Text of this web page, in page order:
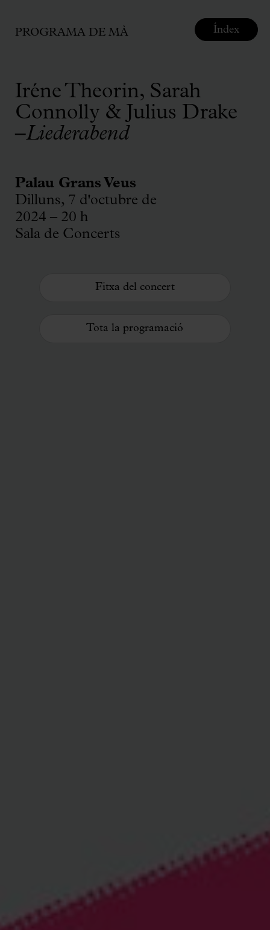
PROGRAMA DE MÀ
Iréne Theorin, Sarah
Connolly & Julius Drake
–Liederabend
Palau Grans Veus
Dilluns, 7 d'octubre de
2024 – 20 h
Sala de Concerts
Fitxa del concert
Tota la programació
Índex